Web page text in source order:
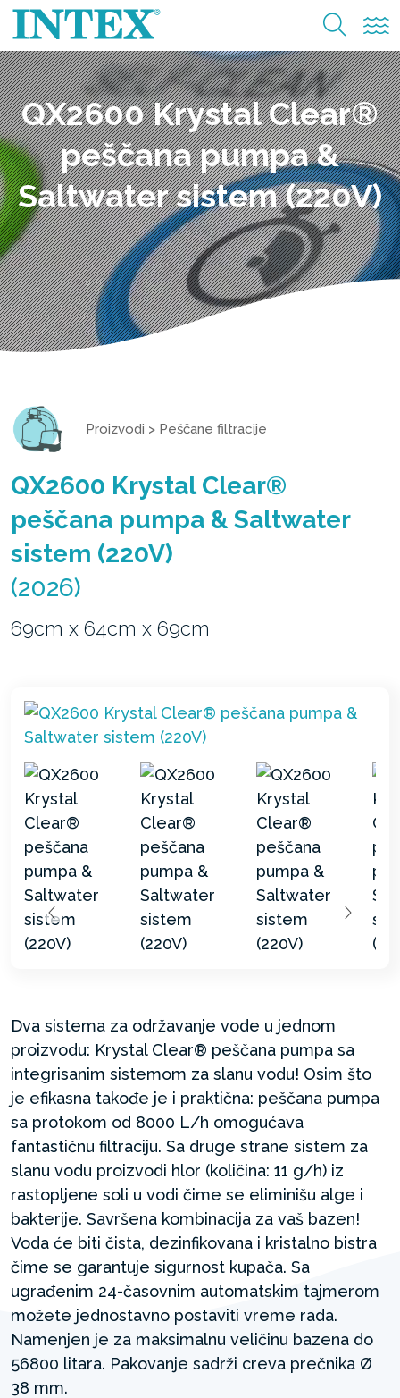
QX2600 Krystal Clear®
peščana pumpa &
Saltwater sistem (220V)
Proizvodi > Peščane filtracije
QX2600 Krystal Clear®
peščana pumpa & Saltwater
sistem (220V)
(2026)
69cm x 64cm x 69cm
Dva sistema za održavanje vode u jednom
proizvodu: Krystal Clear® peščana pumpa sa
integrisanim sistemom za slanu vodu! Osim što
je efikasna takođe je i praktična: peščana pumpa
sa protokom od 8000 L/h omogućava
fantastičnu filtraciju. Sa druge strane sistem za
slanu vodu proizvodi hlor (količina: 11 g/h) iz
rastopljene soli u vodi čime se eliminišu alge i
bakterije. Savršena kombinacija za vaš bazen!
Voda će biti čista, dezinfikovana i kristalno bistra
čime se garantuje sigurnost kupača. Sa
ugrađenim 24-časovnim automatskim tajmerom
možete jednostavno postaviti vreme rada.
Namenjen je za maksimalnu veličinu bazena do
56800 litara. Pakovanje sadrži creva prečnika Ø
38 mm. ​